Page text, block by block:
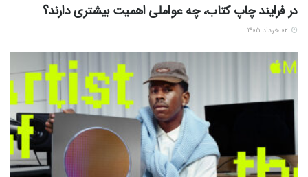
در فرایند چاپ کتاب، چه عواملی اهمیت بیشتری دارند؟